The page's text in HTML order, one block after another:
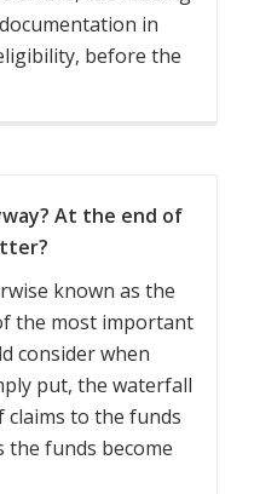
in
before the
At the end of
known as the
the most important
consider when
put, the waterfall
claims to the funds
the funds become